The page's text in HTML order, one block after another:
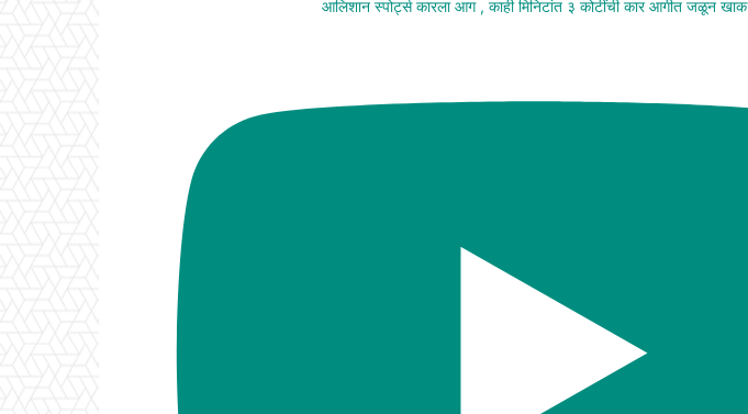
आलिशान स्पोर्ट्स कारला आग , काही मिनिटांत ३ कोटींची कार आगीत जळून खाक